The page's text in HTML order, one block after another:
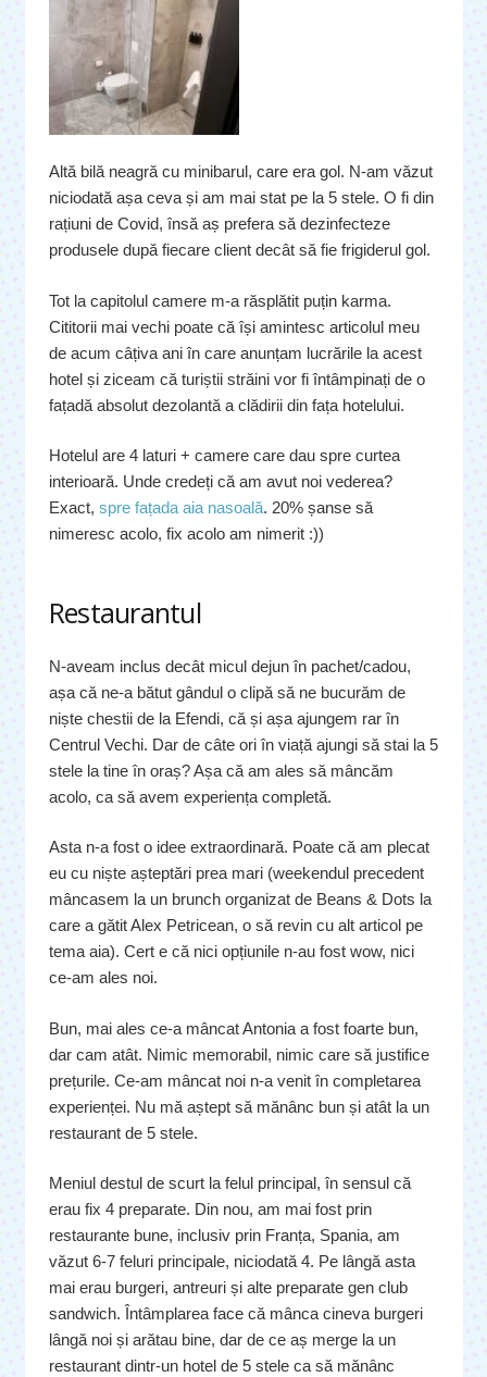
Altă bilă neagră cu minibarul, care era gol. N-am văzut
niciodată așa ceva și am mai stat pe la 5 stele. O fi din
rațiuni de Covid, însă aș prefera să dezinfecteze
produsele după fiecare client decât să fie frigiderul gol.
Tot la capitolul camere m-a răsplătit puțin karma.
Cititorii mai vechi poate că își amintesc articolul meu
de acum câțiva ani în care anunțam lucrările la acest
hotel și ziceam că turiștii străini vor fi întâmpinați de o
fațadă absolut dezolantă a clădirii din fața hotelului.
Hotelul are 4 laturi + camere care dau spre curtea
interioară. Unde credeți că am avut noi vederea?
Exact, spre fațada aia nasoală. 20% șanse să
nimeresc acolo, fix acolo am nimerit :))
Restaurantul
N-aveam inclus decât micul dejun în pachet/cadou,
așa că ne-a bătut gândul o clipă să ne bucurăm de
niște chestii de la Efendi, că și așa ajungem rar în
Centrul Vechi. Dar de câte ori în viață ajungi să stai la 5
stele la tine în oraș? Așa că am ales să mâncăm
acolo, ca să avem experiența completă.
Asta n-a fost o idee extraordinară. Poate că am plecat
eu cu niște așteptări prea mari (weekendul precedent
mâncasem la un brunch organizat de Beans & Dots la
care a gătit Alex Petricean, o să revin cu alt articol pe
tema aia). Cert e că nici opțiunile n-au fost wow, nici
ce-am ales noi.
Bun, mai ales ce-a mâncat Antonia a fost foarte bun,
dar cam atât. Nimic memorabil, nimic care să justifice
prețurile. Ce-am mâncat noi n-a venit în completarea
experienței. Nu mă aștept să mănânc bun și atât la un
restaurant de 5 stele.
Meniul destul de scurt la felul principal, în sensul că
erau fix 4 preparate. Din nou, am mai fost prin
restaurante bune, inclusiv prin Franța, Spania, am
văzut 6-7 feluri principale, niciodată 4. Pe lângă asta
mai erau burgeri, antreuri și alte preparate gen club
sandwich. Întâmplarea face că mânca cineva burgeri
lângă noi și arătau bine, dar de ce aș merge la un
restaurant dintr-un hotel de 5 stele ca să mănânc